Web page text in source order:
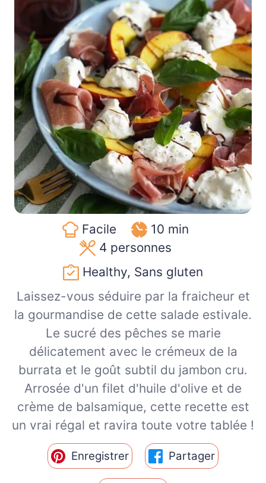
Facile
10 min
4 personnes
Healthy, Sans gluten
Laissez-vous séduire par la fraicheur et
la gourmandise de cette salade estivale.
Le sucré des pêches se marie
délicatement avec le crémeux de la
burrata et le goût subtil du jambon cru.
Arrosée d'un filet d'huile d'olive et de
crème de balsamique, cette recette est
un vrai régal et ravira toute votre tablée !
Enregistrer Partager